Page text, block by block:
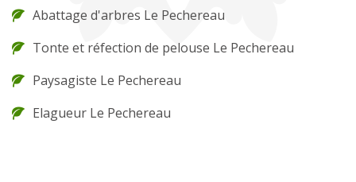
Abattage d'arbres Le Pechereau
Tonte et réfection de pelouse Le Pechereau
Paysagiste Le Pechereau
Elagueur Le Pechereau